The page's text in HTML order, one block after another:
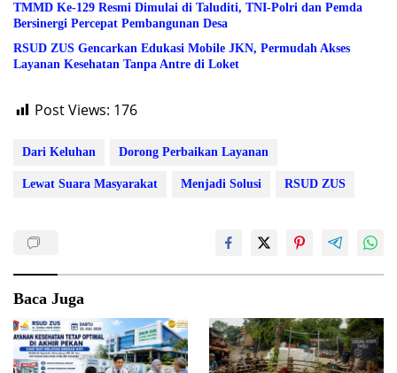
TMMD Ke-129 Resmi Dimulai di Taluditi, TNI-Polri dan Pemda
Bersinergi Percepat Pembangunan Desa
RSUD ZUS Gencarkan Edukasi Mobile JKN, Permudah Akses
Layanan Kesehatan Tanpa Antre di Loket
Post Views: 176
Dari Keluhan Dorong Perbaikan Layanan
Lewat Suara Masyarakat Menjadi Solusi RSUD ZUS
Baca Juga